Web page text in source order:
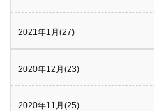
2021年1月(27)
2020年12月(23)
2020年11月(25)